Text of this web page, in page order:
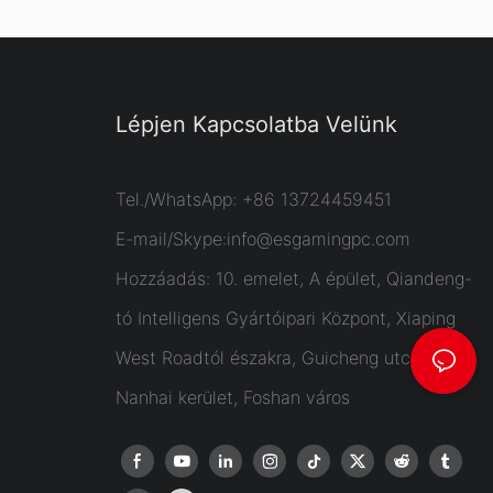
Lépjen Kapcsolatba Velünk
Tel./WhatsApp: +86 13724459451
E-mail/Skype:info@esgamingpc.com
Hozzáadás: 10. emelet, A épület, Qiandeng-
tó Intelligens Gyártóipari Központ, Xiaping
West Roadtól északra, Guicheng utca,
Nanhai kerület, Foshan város